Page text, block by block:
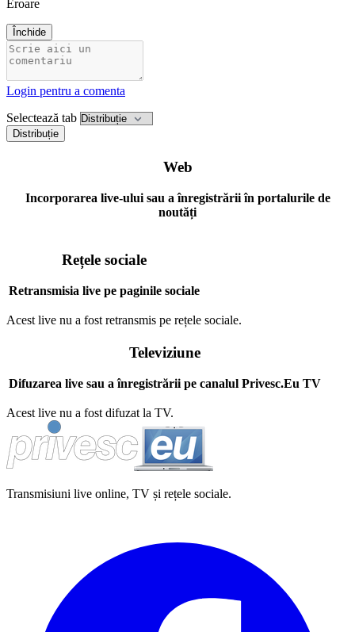
Eroare
Închide
Login pentru a comenta
Selectează tab
Distribuție
Web
Incorporarea live-ului sau a înregistrării în portalurile de
noutăți
Rețele sociale
Retransmisia live pe paginile sociale
Acest live nu a fost retransmis pe rețele sociale.
Televiziune
Difuzarea live sau a înregistrării pe canalul Privesc.Eu TV
Acest live nu a fost difuzat la TV.
Transmisiuni live online, TV și rețele sociale.